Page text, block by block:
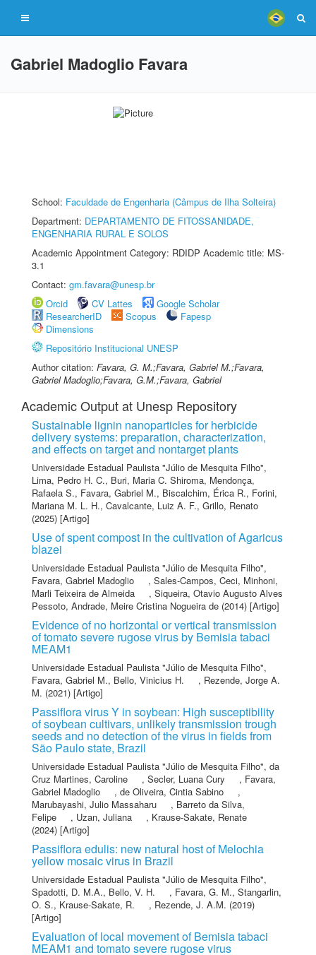
Gabriel Madoglio Favara
School: Faculdade de Engenharia (Câmpus de Ilha Solteira)
Department: DEPARTAMENTO DE FITOSSANIDADE,
ENGENHARIA RURAL E SOLOS
Academic Appointment Category: RDIDP Academic title: MS-
3.1
Contact: gm.favara@unesp.br
Orcid
CV Lattes
Google Scholar
ResearcherID
Scopus
Fapesp
Dimensions
Repositório Institucional UNESP
Author citation: Favara, G. M.;Favara, Gabriel M.;Favara,
Gabriel Madoglio;Favara, G.M.;Favara, Gabriel
Academic Output at Unesp Repository
Sustainable lignin nanoparticles for herbicide
delivery systems: preparation, characterization,
and effects on target and nontarget plants
Universidade Estadual Paulista "Júlio de Mesquita Filho",
Lima, Pedro H. C., Buri, Maria C. Shiroma, Mendonça,
Rafaela S., Favara, Gabriel M., Biscalchim, Érica R., Forini,
Mariana M. L. H., Cavalcante, Luiz A. F., Grillo, Renato
(2025) [Artigo]
Use of spent compost in the cultivation of Agaricus
blazei
Universidade Estadual Paulista "Júlio de Mesquita Filho",
Favara, Gabriel Madoglio
, Sales-Campos, Ceci, Minhoni,
Marli Teixeira de Almeida
, Siqueira, Otavio Augusto Alves
Pessoto, Andrade, Meire Cristina Nogueira de (2014) [Artigo]
Evidence of no horizontal or vertical transmission
of tomato severe rugose virus by Bemisia tabaci
MEAM1
Universidade Estadual Paulista "Júlio de Mesquita Filho",
Favara, Gabriel M., Bello, Vinicius H. , Rezende, Jorge A.
M. (2021) [Artigo]
Passiflora virus Y in soybean: High susceptibility
of soybean cultivars, unlikely transmission trough
seeds and no detection of the virus in fields from
São Paulo state, Brazil
Universidade Estadual Paulista "Júlio de Mesquita Filho", da
Cruz Martines, Caroline
, Secler, Luana Cury , Favara,
Gabriel Madoglio
, de Oliveira, Cintia Sabino
,
Marubayashi, Julio Massaharu
, Barreto da Silva,
Felipe
, Uzan, Juliana , Krause-Sakate, Renate
(2024) [Artigo]
Passiflora edulis: new natural host of Melochia
yellow mosaic virus in Brazil
Universidade Estadual Paulista "Júlio de Mesquita Filho",
Spadotti, D. M.A., Bello, V. H. , Favara, G. M., Stangarlin,
O. S., Krause-Sakate, R. , Rezende, J. A.M. (2019)
[Artigo]
Evaluation of local movement of Bemisia tabaci
MEAM1 and tomato severe rugose virus